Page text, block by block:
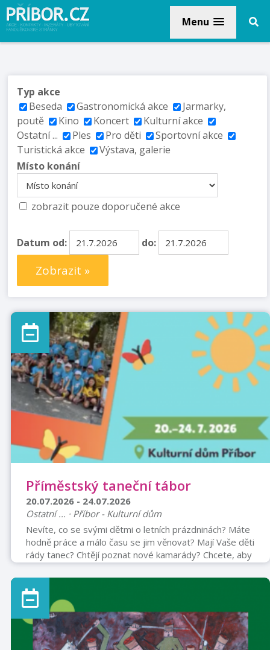
Menu
Typ akce
Beseda
Gastronomická akce
Jarmarky,
poutě
Kino Koncert
Kulturní akce
Ostatní ...
Ples Pro děti
Sportovní akce
Turistická akce
Výstava, galerie
Místo konání
zobrazit pouze doporučené akce
Datum od: do:
Zobrazit »
Příměstský taneční tábor
20.07.2026 - 24.07.2026
Ostatní ... · Příbor - Kulturní dům
Nevíte, co se svými dětmi o letních prázdninách? Máte
hodně práce a málo času se jim věnovat? Mají Vaše děti
rády tanec? Chtějí poznat nové kamarády? Chcete, aby
si užily týden plný zábavy, pohybu a her? Tak neváhejte
a přihlaste je na příměstský taneční tábor, který se
koná pod záštitou taneční skupiny LDance. Vaše dětičky
se mohou těšit na bohatý program plný tance,
sportovního vyžití, letních radovánek, workshopů s
pozvanými tanečníky, her a zážitků, na které budou
ještě dlouho vzpomí ...